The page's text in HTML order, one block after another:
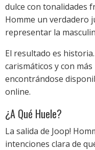
dulce con tonalidades
Homme un verdadero
representar la
El resultado es
carismáticos y con
encontrándose
online.
¿A Qué Huele?
La salida de Joop!
intenciones clara de